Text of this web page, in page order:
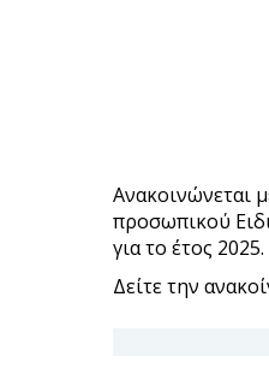
Ανακοινώνεται
προσωπικού
για το έτος 2025.
Δείτε την